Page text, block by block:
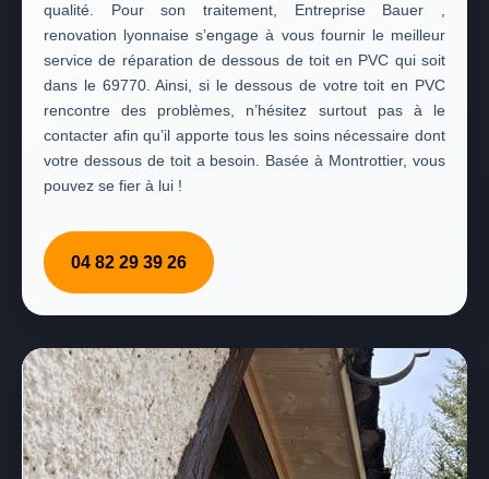
qualité. Pour son traitement, Entreprise Bauer ,
renovation lyonnaise s’engage à vous fournir le meilleur
service de réparation de dessous de toit en PVC qui soit
dans le 69770. Ainsi, si le dessous de votre toit en PVC
rencontre des problèmes, n’hésitez surtout pas à le
contacter afin qu’il apporte tous les soins nécessaire dont
votre dessous de toit a besoin. Basée à Montrottier, vous
pouvez se fier à lui !
04 82 29 39 26